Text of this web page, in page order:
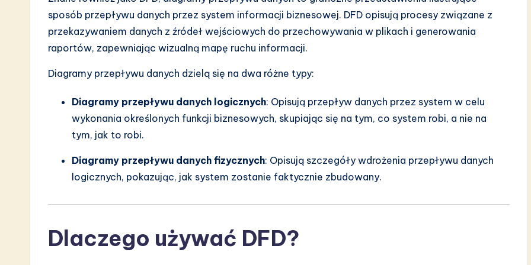
sposób przepływu danych przez system informacji biznesowej. DFD opisują procesy związane z
przekazywaniem danych z źródeł wejściowych do przechowywania w plikach i generowania
raportów, zapewniając wizualną mapę ruchu informacji.
Diagramy przepływu danych dzielą się na dwa różne typy:
Diagramy przepływu danych logicznych: Opisują przepływ danych przez system w celu
wykonania określonych funkcji biznesowych, skupiając się na tym, co system robi, a nie na
tym, jak to robi.
Diagramy przepływu danych fizycznych: Opisują szczegóły wdrożenia przepływu danych
logicznych, pokazując, jak system zostanie faktycznie zbudowany.
Dlaczego używać DFD?